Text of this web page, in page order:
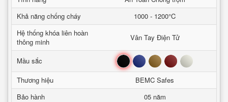
Khả năng chống cháy
1000 - 1200°C
Hệ thống khóa liên hoàn
thông minh
Vân Tay Điện Tử
Mầu sắc Đen Xanh Nâu Đỏ Trắng
Thương hiệu
BEMC Safes
Bảo hành
05 năm